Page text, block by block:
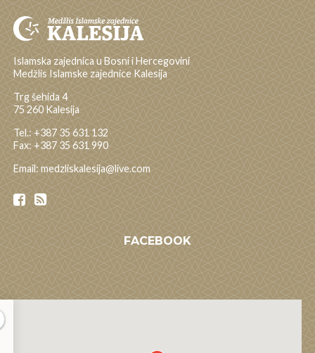
Islamska zajednica u Bosni i Hercegovini
Medžlis Islamske zajednice Kalesija
Trg šehida 4
75 260 Kalesija
Tel.: +387 35 631 132
Fax: +387 35 631 990
Email: medzliskalesija@live.com
FACEBOOK